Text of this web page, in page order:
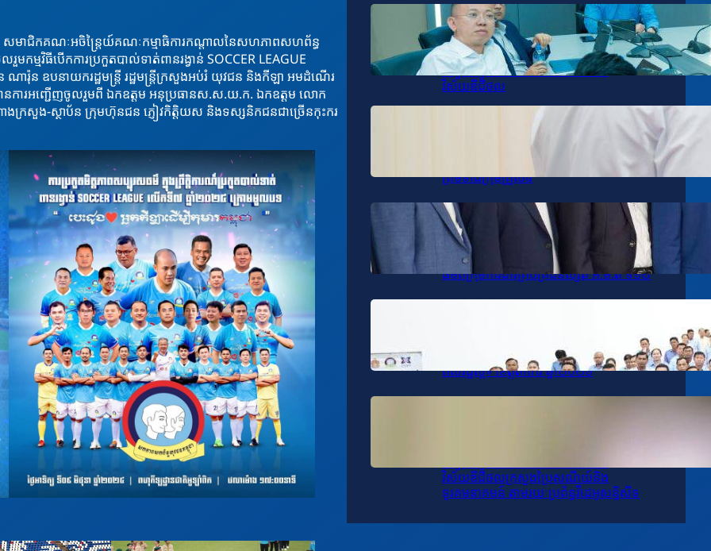
សមាជិកគណៈអចិន្ត្រៃយ៍គណៈកម្មាធិការកណ្តាលនៃសហភាពសហព័ន្ធ
ម្មវិធីបើកការប្រកួតបាល់ទាត់ពានរង្វាន់ SOCCER LEAGUE
ន ឧបនាយករដ្ឋមន្ត្រី រដ្ឋមន្ត្រីក្រសួងអប់រំ យុវជន និងកីឡា អមដំណើរ
ារអញ្ជើញចូលរួមពី ឯកឧត្តម អនុប្រធានស.ស.យ.ក. ឯកឧត្តម លោក
រសួង-ស្ថាប័ន ក្រុមហ៊ុនជន ភ្ញៀវកិត្តិយស និងទស្សនិកជនជាច្រើនកុះករ
January 19, 2026.SPV-VD
ឯកឧត្តម សុខ ពុទ្ធិវុធ បានអញ្ជើញដឹកនាំកិច្ចប្រជុំ
តាមដានវឌ្ឍនភាពការងារវិស័យ
បច្ចេកវិទ្យាគមនាគមន៍និងព័ត៌មាននិង
វិស័យឌីជីថល
SPV-VD
ឯកឧត្តម សុខ ពុទ្ធិវុធ អញ្ជើញចូលរួមរំលែក
មរណទុក្ខ ឧកញ៉ា ជា ដាណា និងលោកជំទាវ
ព្រមទាំងក្រុមគ្រួសារ
January 16, 2026 SPV-VD
ឯកឧត្តម សុខ ពុទ្ធិវុធ បានអញ្ជើញជួប
សំណេះសំណាល និងទទួលអំណោយសប្បុរស
ធម៌ពីក្រុមការងារគ្រប់គ្រងនិស្សិត អ.ម.ត ទី១២
ឯកឧត្តម សុខ ពុទ្ធិវុធ បានអញ្ជើញជាអធិបតីក្នុង
ពិធីបើកដំណើរការបង្រៀនក្លឹបសិក្សា «មនសិការ
ពលរដ្ឋល្អ» ខេត្តតាកែវ ឆ្នាំ២០២៦
January 14, 2026.SPV-VD
វិស័យឌីជីថលក្រសួងប្រៃសណីយ៍និង
ទូរគមនាគមន៍ តាមរយៈប្រព័ន្ធវីដេអូសន្និសីទ